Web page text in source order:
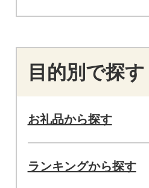
目的別で探す
お礼品から探す
ランキングから探す